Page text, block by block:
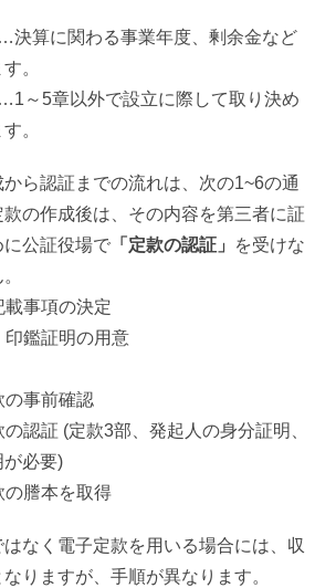
算に関わる事業年度、剰余金など
。
～5章以外で設立に際して取り決め
。
ら認証までの流れは、次の1~6の通
款の作成後は、その内容を第三者に証
公証役場で 「定款の認証」
を受けな
載事項の決定
印鑑証明の用意
の事前確認
認証 (定款3部、発起人の身分証明、
が必要)
の謄本を取得
なく電子定款を用いる場合には、収
りますが、手順が異なります。